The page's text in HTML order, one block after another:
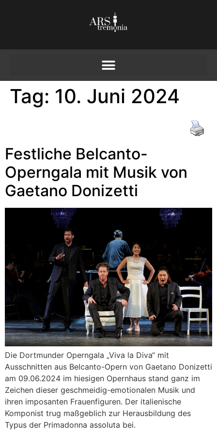
Tag: 10. Juni 2024
Festliche Belcanto-
Operngala mit Musik von
Gaetano Donizetti
Die Dortmunder Operngala „Viva la Diva“ mit
Ausschnitten aus Belcanto-Opern von Gaetano Donizetti
am 09.06.2024 im hiesigen Opernhaus stand ganz im
Zeichen dieser geschmeidig-emotionalen Musik und
ihren imposanten Frauenfiguren. Der italienische
Komponist trug maßgeblich zur Herausbildung des
Typus der Primadonna assoluta bei.